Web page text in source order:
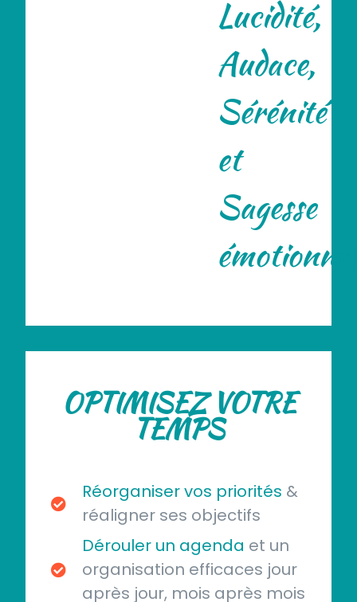
Lucidité,
Audace,
Sérénité
et
Sagesse
OPTIMISEZ VOTRE
TEMPS
Réorganiser vos priorités &
réaligner ses objectifs
Dérouler un agenda et un
organisation efficaces jour
après jour, mois après mois